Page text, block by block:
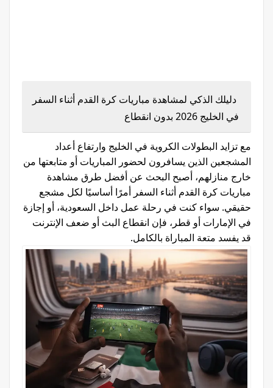
دليلك الذكي لمشاهدة مباريات كرة القدم أثناء السفر
في الخليج 2026 بدون انقطاع
مع تزايد البطولات الكروية في الخليج وارتفاع أعداد
المشجعين الذين يسافرون لحضور المباريات أو متابعتها من
خارج منازلهم، أصبح البحث عن أفضل طرق مشاهدة
مباريات كرة القدم أثناء السفر أمرًا أساسيًا لكل مشجع
حقيقي. سواء كنت في رحلة عمل داخل السعودية، أو إجازة
في الإمارات أو قطر، فإن انقطاع البث أو ضعف الإنترنت
قد يفسد متعة المباراة بالكامل.